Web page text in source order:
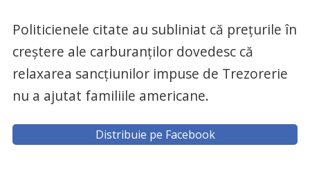
Politicienele citate au subliniat că preţurile în
creştere ale carburanţilor dovedesc că
relaxarea sancţiunilor impuse de Trezorerie
nu a ajutat familiile americane.
Distribuie pe Facebook